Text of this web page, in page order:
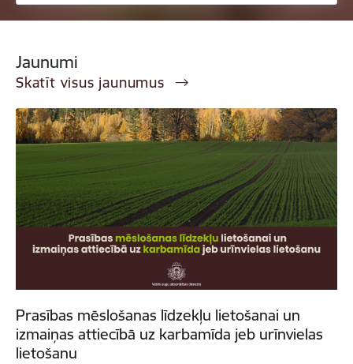
Jaunumi
Skatīt visus jaunumus
Prasības mēslošanas līdzekļu lietošanai un
izmaiņas attiecībā uz karbamīda jeb urīnvielas
lietošanu